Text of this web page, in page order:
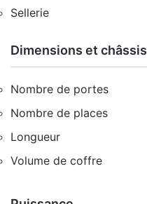
Sellerie
Dimensions et châssis
Nombre de portes
Nombre de places
Longueur
Volume de coffre